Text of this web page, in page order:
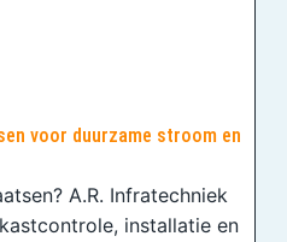
voor duurzame stroom en
A.R. Infratechniek
installatie en